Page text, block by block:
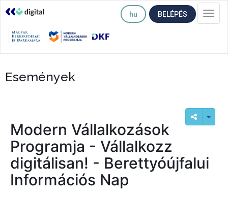
hu BELÉPÉS
Események
Modern Vállalkozások
Programja - Vállalkozz
digitálisan! - Berettyóújfalui
Információs Nap